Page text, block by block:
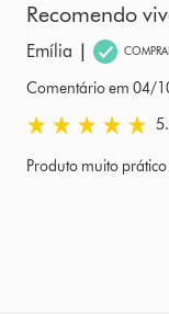
Recomendo
Emília |
Comentário em 04/
5.0 estrelas de 5 em
Produto muito